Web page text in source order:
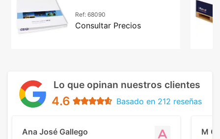
Ref: 68090
Consultar Precios
Lo que opinan nuestros clientes
4.6 Basado en 212 reseñas
Ana José Gallego M C